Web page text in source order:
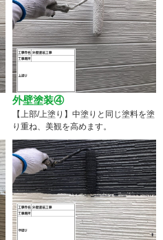
外壁塗装④
【上部/上塗り】中塗りと同じ塗料を塗
り重ね、美観を高めます。